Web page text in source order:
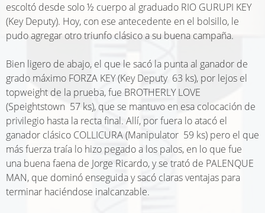
escoltó desde solo ½ cuerpo al graduado RIO GURUPI KEY
(Key Deputy). Hoy, con ese antecedente en el bolsillo, le
pudo agregar otro triunfo clásico a su buena campaña.
Bien ligero de abajo, el que le sacó la punta al ganador de
grado máximo FORZA KEY (Key Deputy  63 ks), por lejos el
topweight de la prueba, fue BROTHERLY LOVE
(Speightstown  57 ks), que se mantuvo en esa colocación de
privilegio hasta la recta final. Allí, por fuera lo atacó el
ganador clásico COLLICURA (Manipulator  59 ks) pero el que
más fuerza traía lo hizo pegado a los palos, en lo que fue
una buena faena de Jorge Ricardo, y se trató de PALENQUE
MAN, que dominó enseguida y sacó claras ventajas para
terminar haciéndose inalcanzable.